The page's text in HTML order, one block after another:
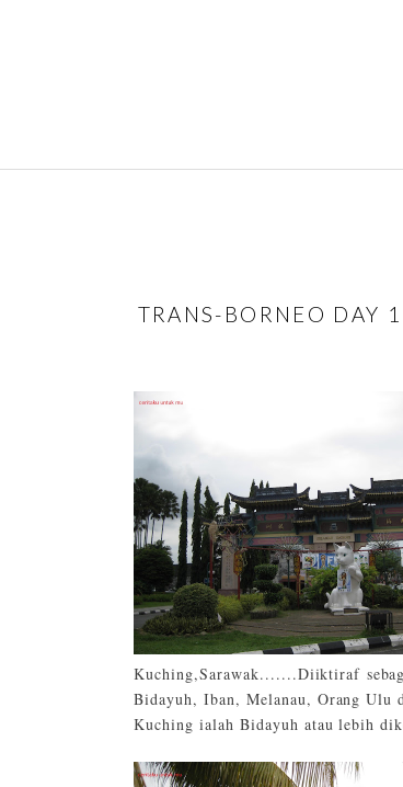
TRANS-BORNEO DAY
Kuching,Sarawak.......Diiktiraf
Bidayuh, Iban, Melanau, Orang Ulu
Kuching ialah Bidayuh atau lebih